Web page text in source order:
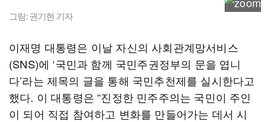
그림: 권기현 기자
이재명 대통령은 이날 자신의 사회관계망서비스
(SNS)에 ‘국민과 함께 국민주권정부의 문을 엽니
다’라는 제목의 글을 통해 국민추천제를 실시한다고
했다. 이 대통령은 “진정한 민주주의는 국민이 주인
이 되어 직접 참여하고 변화를 만들어가는 데서 시